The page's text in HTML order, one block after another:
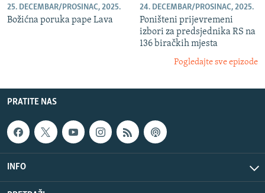
25. DECEMBAR/PROSINAC, 2025.
Božićna poruka pape Lava
24. DECEMBAR/PROSINAC, 2025.
Poništeni prijevremeni
izbori za predsjednika RS na
136 biračkih mjesta
Pogledajte sve epizode
PRATITE NAS
INFO